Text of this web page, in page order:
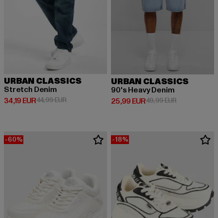
URBAN CLASSICS
Stretch Denim
34,19 EUR
Derzeitiger Preis: 34,19 EUR
44,99 EURAktionspreis: 44,99 EUR
URBAN CLASSICS
90's Heavy Denim
25,99 EUR
Derzeitiger Preis: 25,99 EUR
49,99 EURAktionspreis:
-60% -18%